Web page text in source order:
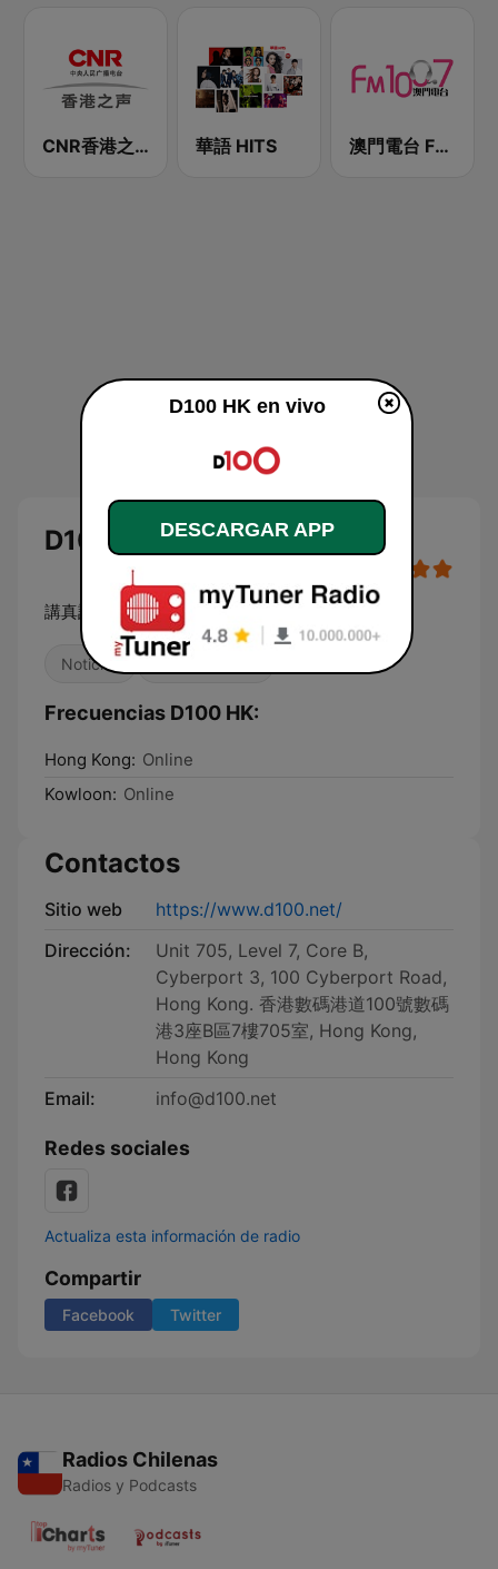
CNR香港之声 - CNR Voice of Hong Kong 華語 HITS 澳門電台 FM 100.7
D100 HK
講真話．行公義．好憐憫
Noticias
Frecuencias D100 HK:
Hong Kong: Online
Kowloon: Online
Contactos
Sitio web
https://www.d100.net/
Dirección:
Unit 705, Level 7, Core B,
Cyberport 3, 100 Cyberport Road,
Hong Kong. 香港數碼港道100號數碼
港3座B區7樓705室, Hong Kong,
Hong Kong
Email:
info@d100.net
Redes sociales
Actualiza esta información de radio
Compartir
Facebook Twitter
Radios Chilenas
Radios y Podcasts
D100 HK en vivo
DESCARGAR APP